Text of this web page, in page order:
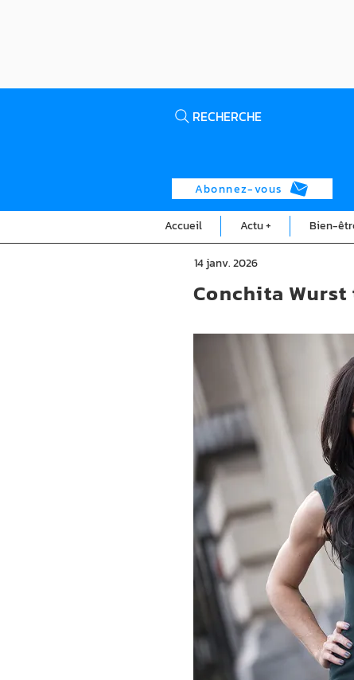
RECHERCHE
Abonnez-vous
Accueil Actu + Bien-
14 janv. 2026
Conchita